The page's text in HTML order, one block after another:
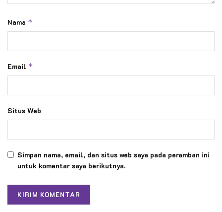
Nama *
Email *
Situs Web
Simpan nama, email, dan situs web saya pada peramban ini
untuk komentar saya berikutnya.